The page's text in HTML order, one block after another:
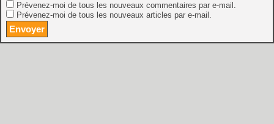
Prévenez-moi de tous les nouveaux commentaires par e-mail.
Prévenez-moi de tous les nouveaux articles par e-mail.